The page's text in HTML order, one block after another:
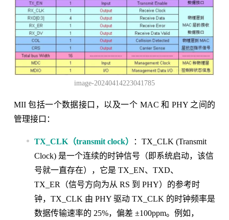
image-20240414223041785
MII 包括一个数据接口，以及一个 MAC 和 PHY 之间的
管理接口：
TX_CLK（transmit clock）
：TX_CLK (Transmit
Clock) 是一个连续的时钟信号（即系统启动，该信
号就一直存在），它是 TX_EN、TXD、
TX_ER（信号方向为从 RS 到 PHY）的参考时
钟，TX_CLK 由 PHY 驱动 TX_CLK 的时钟频率是
数据传输速率的 25%，偏差 ±100ppm。例如，